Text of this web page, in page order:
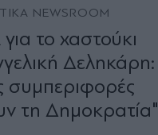
NEWSROOM
το χαστούκι
Δεληκάρη:
συμπεριφορές
τη Δημοκρατία"